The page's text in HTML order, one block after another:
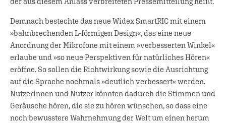
Demnach bestechte das neue Widex SmartRIC mit einem
»bahnbrechenden L-förmigen Design«, das eine neue
Anordnung der Mikrofone mit einem »verbesserten Winkel«
erlaube und »so neue Perspektiven für natürliches Hören«
eröffne. So sollen die Richtwirkung sowie die Ausrichtung
auf die Sprache nochmals »deutlich verbessert« werden.
Nutzerinnen und Nutzer könnten dadurch die Stimmen und
Geräusche hören, die sie zu hören wünschen, so dass eine
noch bewusstere Wahrnehmung der Welt um einen herum